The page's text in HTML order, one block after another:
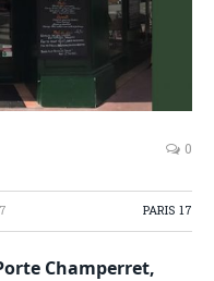
0
PARIS 17
Champerret,